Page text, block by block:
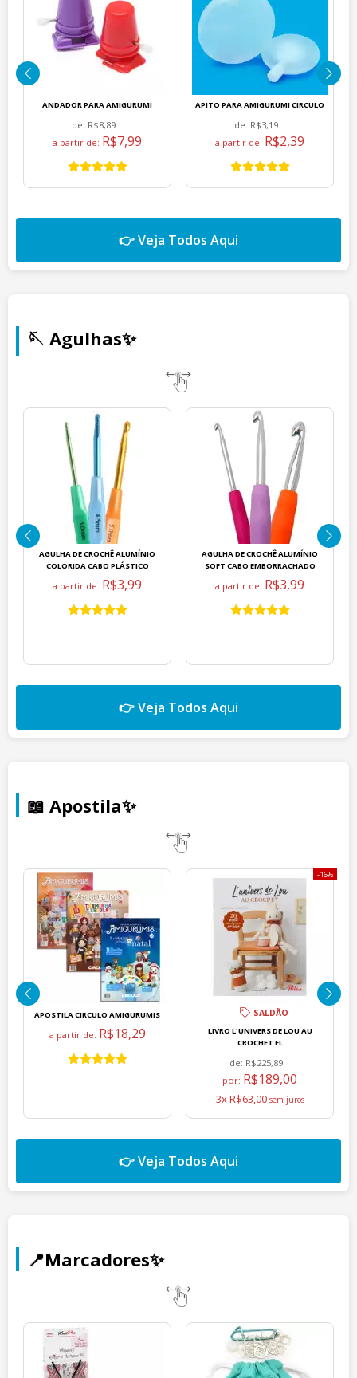
ANDADOR PARA AMIGURUMI
de: R$8,89
a partir de: R$7,99
APITO PARA AMIGURUMI CIRCULO
de: R$3,19
a partir de: R$2,39
👉 Veja Todos Aqui
🪡 Agulhas✨
AGULHA DE CROCHÊ ALUMÍNIO
COLORIDA CABO PLÁSTICO
a partir de: R$3,99
AGULHA DE CROCHÊ ALUMÍNIO
SOFT CABO EMBORRACHADO
a partir de: R$3,99
👉 Veja Todos Aqui
📖 Apostila✨
APOSTILA CIRCULO AMIGURUMIS
a partir de: R$18,29
SALDÃO
LIVRO L'UNIVERS DE LOU AU
CROCHET FL
de: R$225,89
por: R$189,00
3x R$63,00
16%
👉 Veja Todos Aqui
📍Marcadores✨